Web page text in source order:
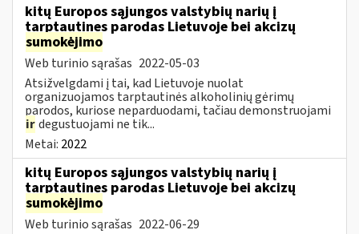
kitų Europos sąjungos valstybių narių į
tarptautines parodas Lietuvoje bei akcizų
sumokėjimo
Web turinio sąrašas 2022-05-03
Atsižvelgdami į tai, kad Lietuvoje nuolat
organizuojamos tarptautinės alkoholinių gėrimų
parodos, kuriose neparduodami, tačiau demonstruojami
irdegustuojami ne tik...
Metai: 2022
kitų Europos sąjungos valstybių narių į
tarptautines parodas Lietuvoje bei akcizų
sumokėjimo
Web turinio sąrašas 2022-06-29